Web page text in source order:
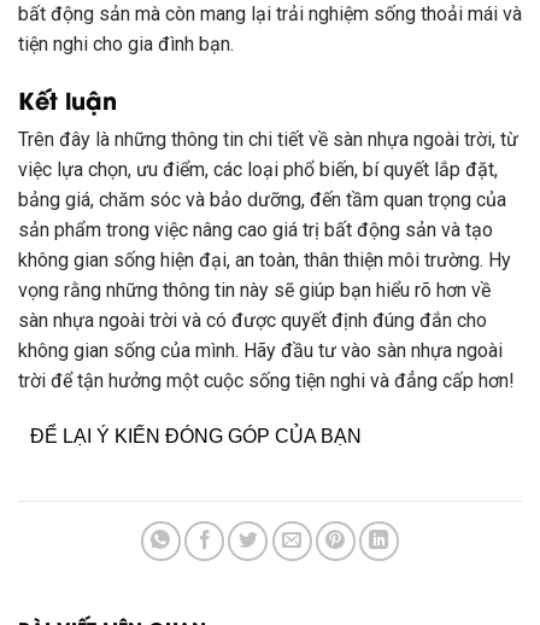
bất động sản mà còn mang lại trải nghiệm sống thoải mái và
tiện nghi cho gia đình bạn.
Kết luận
Trên đây là những thông tin chi tiết về sàn nhựa ngoài trời, từ
việc lựa chọn, ưu điểm, các loại phổ biến, bí quyết lắp đặt,
bảng giá, chăm sóc và bảo dưỡng, đến tầm quan trọng của
sản phẩm trong việc nâng cao giá trị bất động sản và tạo
không gian sống hiện đại, an toàn, thân thiện môi trường. Hy
vọng rằng những thông tin này sẽ giúp bạn hiểu rõ hơn về
sàn nhựa ngoài trời và có được quyết định đúng đắn cho
không gian sống của mình. Hãy đầu tư vào sàn nhựa ngoài
trời để tận hưởng một cuộc sống tiện nghi và đẳng cấp hơn!
ĐỂ LẠI Ý KIẾN ĐÓNG GÓP CỦA BẠN